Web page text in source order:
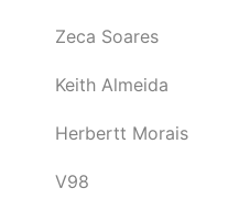
Zeca Soares
Keith Almeida
Herbertt Morais
V98